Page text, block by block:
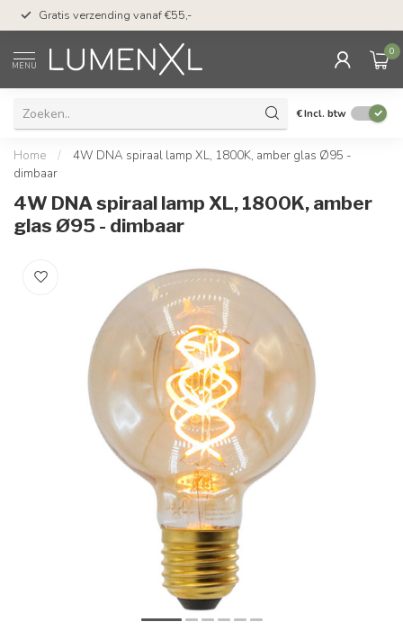
Gratis verzending vanaf €55,-
MENU
0
€Incl. btw
Home /
4W DNA spiraal lamp XL, 1800K, amber glas Ø95 -
dimbaar
4W DNA spiraal lamp XL, 1800K, amber
glas Ø95 - dimbaar